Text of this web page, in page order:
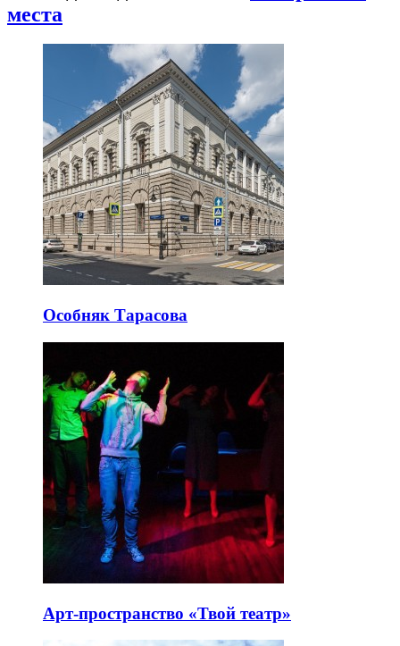
места
Особняк Тарасова
Арт-пространство «Твой театр»